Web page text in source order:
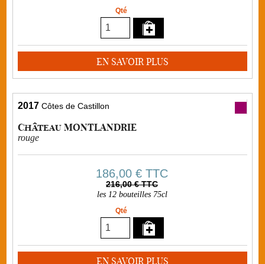
Qté
EN SAVOIR PLUS
2017 Côtes de Castillon
Château MONTLANDRIE
rouge
186,00 € TTC
216,00 € TTC
les 12 bouteilles 75cl
Qté
EN SAVOIR PLUS